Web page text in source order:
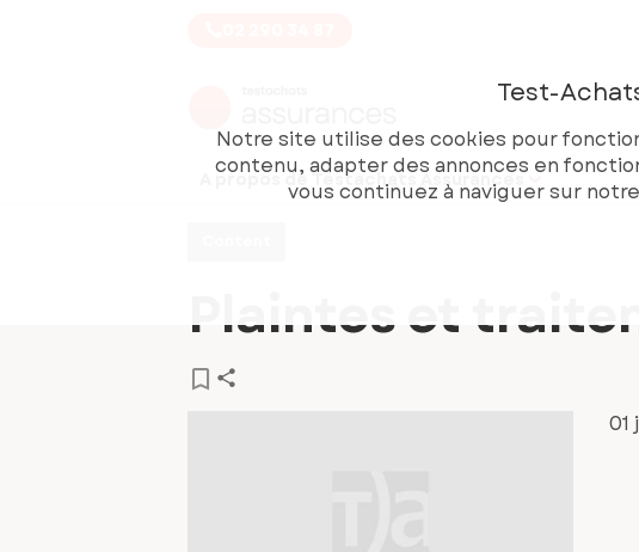
Test-
Notre site utilise des cookies pour
contenu, adapter des annonces en
vous continuez à naviguer sur
A propos de Testachats Assurances
Plaintes et
01